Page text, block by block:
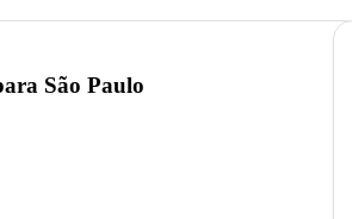
São Paulo